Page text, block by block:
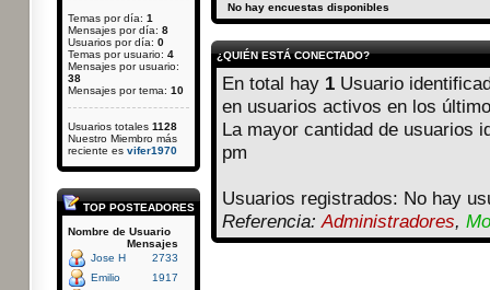
Temas por día: 1
Mensajes por día: 8
Usuarios por día: 0
Temas por usuario: 4
Mensajes por usuario:
38
Mensajes por tema: 10
Usuarios totales 1128
Nuestro Miembro más
reciente es vifer1970
TOP POSTEADORES
Nombre de Usuario
Mensajes
Jose H
2733
Emilio
1917
No hay encuestas disponibles
¿QUIÉN ESTÁ CONECTADO?
En total hay 1Usuario
en usuarios activos en los
La mayor cantidad de usuarios
pm
Usuarios registrados: No hay
Referencia:Administradores,